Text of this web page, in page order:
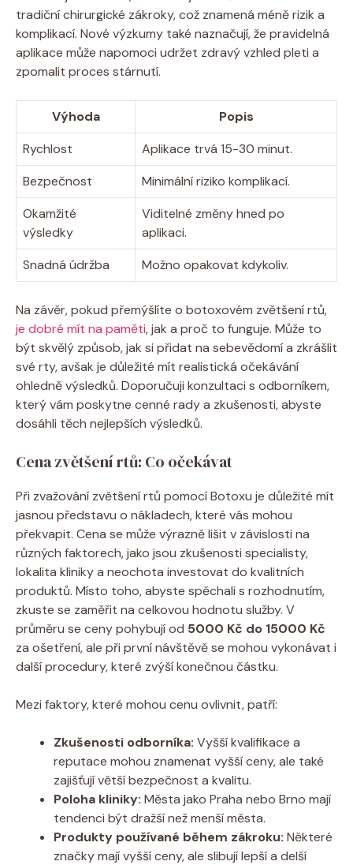
tradiční chirurgické zákroky, což znamená méně rizik a
komplikací. Nové výzkumy také naznačují, že pravidelná
aplikace může napomoci udržet zdravý vzhled pleti a
zpomalit proces stárnutí.
Výhoda
Popis
Rychlost
Aplikace trvá 15-30 minut.
Bezpečnost
Minimální riziko komplikací.
Okamžité
výsledky
Viditelné změny hned po
aplikaci.
Snadná údržba
Možno opakovat kdykoliv.
Na závěr, pokud přemýšlíte o botoxovém zvětšení rtů,
je dobré mít na paměti, jak a proč to funguje. Může to
být skvělý způsob, jak si přidat na sebevědomí a zkrášlit
své rty, avšak je důležité mít realistická očekávání
ohledně výsledků. Doporučuji konzultaci s odborníkem,
který vám poskytne cenné rady a zkušenosti, abyste
dosáhli těch nejlepších výsledků.
Cena zvětšení rtů: Co očekávat
Při zvažování zvětšení rtů pomocí Botoxu je důležité mít
jasnou představu o nákladech, které vás mohou
překvapit. Cena se může výrazně lišit v závislosti na
různých faktorech, jako jsou zkušenosti specialisty,
lokalita kliniky a neochota investovat do kvalitních
produktů. Místo toho, abyste spěchali s rozhodnutím,
zkuste se zaměřit na celkovou hodnotu služby. V
průměru se ceny pohybují od 5000 Kč do 15000 Kč
za ošetření, ale při první návštěvě se mohou vykonávat i
další procedury, které zvýší konečnou částku.
Mezi faktory, které mohou cenu ovlivnit, patří:
Zkušenosti odborníka: Vyšší kvalifikace a
reputace mohou znamenat vyšší ceny, ale také
zajišťují větší bezpečnost a kvalitu.
Poloha kliniky: Města jako Praha nebo Brno mají
tendenci být dražší než menší města.
Produkty používané během zákroku: Některé
značky mají vyšší ceny, ale slibují lepší a delší